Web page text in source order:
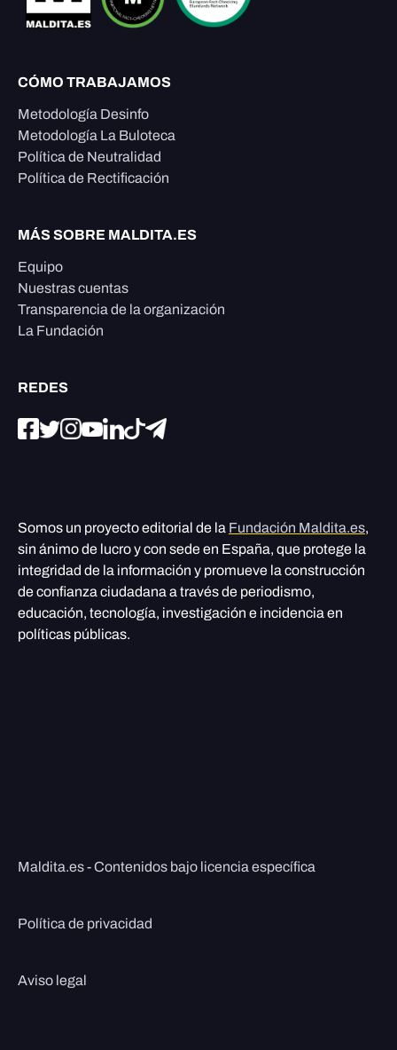
CÓMO TRABAJAMOS
Metodología Desinfo
Metodología La Buloteca
Política de Neutralidad
Política de Rectificación
MÁS SOBRE MALDITA.ES
Equipo
Nuestras cuentas
Transparencia de la organización
La Fundación
REDES
Somos un proyecto editorial de la Fundación Maldita.es,
sin ánimo de lucro y con sede en España, que protege la
integridad de la información y promueve la construcción
de confianza ciudadana a través de periodismo,
educación, tecnología, investigación e incidencia en
políticas públicas.
Maldita.es - Contenidos bajo licencia específica
Política de privacidad
Aviso legal